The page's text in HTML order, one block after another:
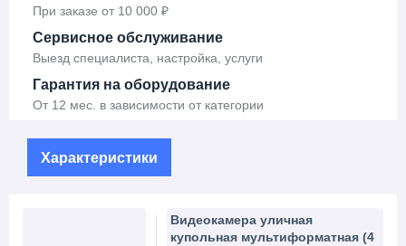
При заказе от 10 000 ₽
Сервисное обслуживание
Выезд специалиста, настройка, услуги
Гарантия на оборудование
От 12 мес. в зависимости от категории
Характеристики
Видеокамера уличная
купольная мультиформатная (4